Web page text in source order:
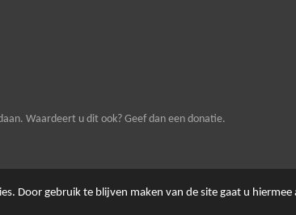
Door gebruik te blijven maken van de site gaat u hiermee
Waardeert u dit ook? Geef dan een donatie.